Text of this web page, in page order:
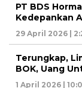
PT BDS
Kedepankan
29 April 2026 |
Terungkap,
BOK, Uang
1 April 2026 |